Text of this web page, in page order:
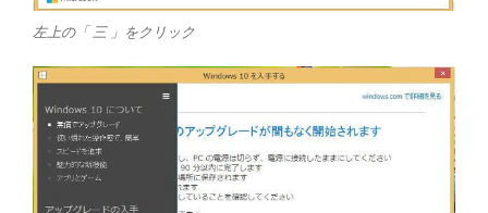
左上の「 三 」をクリック